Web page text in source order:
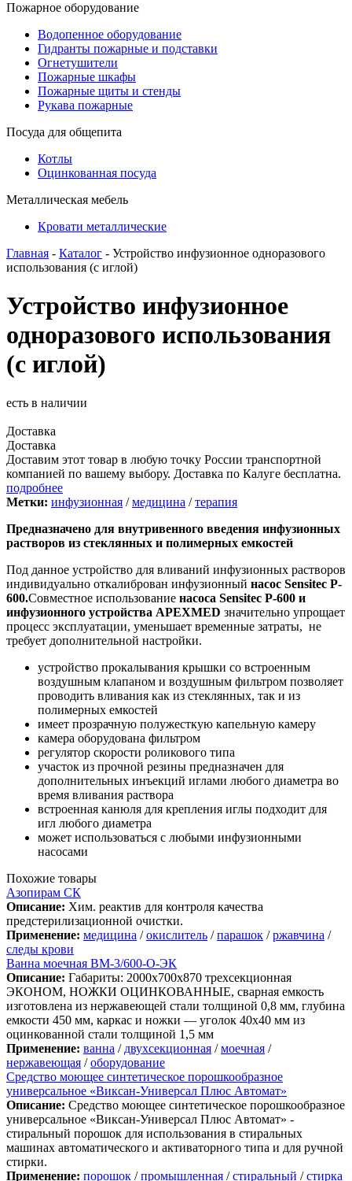
Пожарное оборудование
Водопенное оборудование
Гидранты пожарные и подставки
Огнетушители
Пожарные шкафы
Пожарные щиты и стенды
Рукава пожарные
Посуда для общепита
Котлы
Оцинкованная посуда
Металлическая мебель
Кровати металлические
Главная - Каталог - Устройство инфузионное одноразового
использования (с иглой)
Устройство инфузионное
одноразового использования
(с иглой)
есть в наличии
Доставка
Доставка
Доставим этот товар в любую точку России транспортной
компанией по вашему выбору. Доставка по Калуге бесплатна.
подробнее
Метки: инфузионная /медицина /терапия
Предназначено для внутривенного введения инфузионных
растворов из стеклянных и полимерных емкостей
Под данное устройство для вливаний инфузионных растворов
индивидуально откалиброван инфузионный насос Sensitec P-
600.Совместное использование насоса Sensitec P-600 и
инфузионного устройства APEXMED значительно упрощает
процесс эксплуатации, уменьшает временные затраты, не
требует дополнительной настройки.
устройство прокалывания крышки со встроенным
воздушным клапаном и воздушным фильтром позволяет
проводить вливания как из стеклянных, так и из
полимерных емкостей
имеет прозрачную полужесткую капельную камеру
камера оборудована фильтром
регулятор скорости роликового типа
участок из прочной резины предназначен для
дополнительных инъекций иглами любого диаметра во
время вливания раствора
встроенная канюля для крепления иглы подходит для
игл любого диаметра
может использоваться с любыми инфузионными
насосами
Похожие товары
Азопирам СК
Описание: Хим. реактив для контроля качества
предстерилизационной очистки.
Применение: медицина /окислитель /парашок /ржавчина /
следы крови
Ванна моечная ВМ-3/600-О-ЭК
Описание: Габариты: 2000х700х870 трехсекционная
ЭКОНОМ, НОЖКИ ОЦИНКОВАННЫЕ, сварная емкость
изготовлена из нержавеющей стали толщиной 0,8 мм, глубина
емкости 450 мм, каркас и ножки — уголок 40х40 мм из
оцинкованной стали толщиной 1,5 мм
Применение: ванна / двухсекционная /моечная /
нержавеющая /оборудование
Средство моющее синтетическое порошкообразное
универсальное «Виксан-Универсал Плюс Автомат»
Описание: Средство моющее синтетическое порошкообразное
универсальное «Виксан-Универсал Плюс Автомат» -
стиральный порошок для использования в стиральных
машинах автоматического и активаторного типа и для ручной
стирки.
Применение: порошок /промышленная /стиральный /стирка